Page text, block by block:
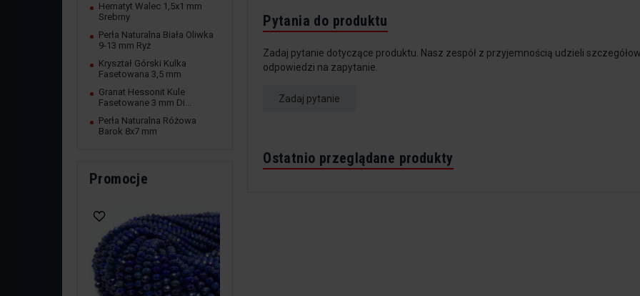
Pytania do produktu
Zadaj pytanie dotyczące produktu. Nasz zespół z przyjemnością udzieli
odpowiedzi na zapytanie.
Zadaj pytanie
Ostatnio przeglądane produkty
Hematyt Walec 1,5x1 mm
Srebrny
Perła Naturalna Biała Oliwka
9-13 mm Ryż
Kryształ Górski Kulka
Fasetowana 3,5 mm
Granat Hessonit Kule
Fasetowane 3 mm Di...
Perła Naturalna Różowa
Barok 8x7 mm
Promocje